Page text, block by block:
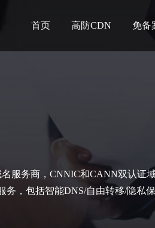
首页 高防CDN 免备
服务商，CNNIC和CANN双认证
务，包括智能DNS/自由转移/隐私